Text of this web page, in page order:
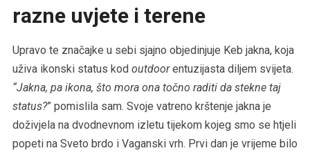
razne uvjete i terene
Upravo te značajke u sebi sjajno objedinjuje Keb jakna, koja
uživa ikonski status kod outdoorentuzijasta diljem svijeta.
“Jakna, pa ikona, što mora ona točno raditi da stekne taj
status?” pomislila sam. Svoje vatreno krštenje jakna je
doživjela na dvodnevnom izletu tijekom kojeg smo se htjeli
popeti na Sveto brdo i Vaganski vrh. Prvi dan je vrijeme bilo